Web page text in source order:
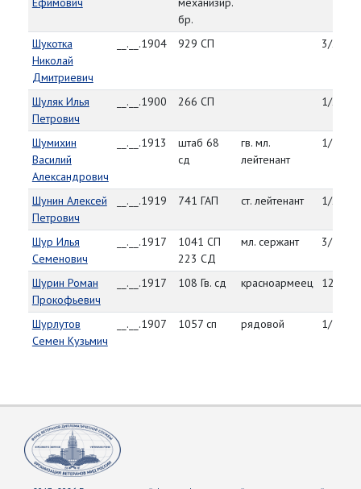
бр.
Шукотка
Николай
Дмитриевич
__.__.1904 929 СП 3/26/45
Шуляк Илья
Петрович
__.__.1900 266 СП 1/25/45
Шумихин
Василий
Александрович
__.__.1913
штаб 68
сд
гв. мл.
лейтенант
1/14/45
Шунин Алексей
Петрович
__.__.1919 741 ГАП ст. лейтенант 1/29/45
Шур Илья
Семенович
__.__.1917
1041 СП
223 СД
мл. сержант 3/30/45
Шурин Роман
Прокофьевич
__.__.1917 108 Гв. сд красноармеец 12/23/
Шурлутов
Семен Кузьмич
__.__.1907 1057 сп рядовой 1/5/45